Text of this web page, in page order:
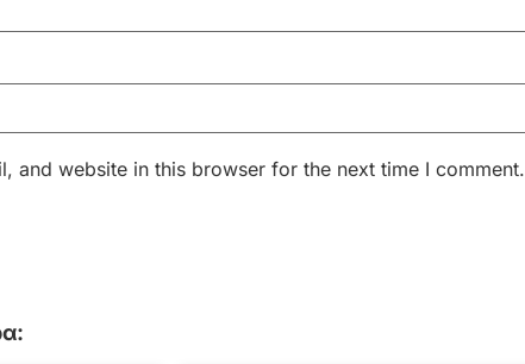
and website in this browser for the next time I comment.